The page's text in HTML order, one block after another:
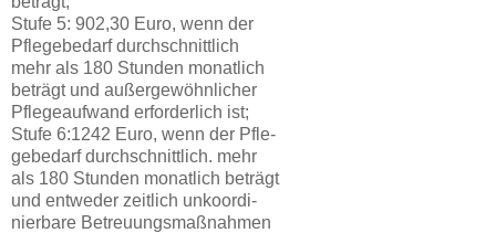
Stufe 5: 902,30 Euro, wenn der
Pflegebedarf durchschnittlich
mehr als 180 Stunden monatlich
beträgt und außergewöhnlicher
Pflegeaufwand erforderlich ist;
Stufe 6:1242 Euro, wenn der Pfle-
gebedarf durchschnittlich. mehr
als 180 Stunden monatlich beträgt
und entweder zeitlich unkoordi-
nierbare Betreuungsmaßnahmen